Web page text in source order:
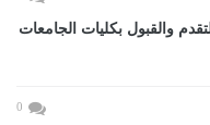
طريقة التقدم والقبول بكليات الجامعات
0